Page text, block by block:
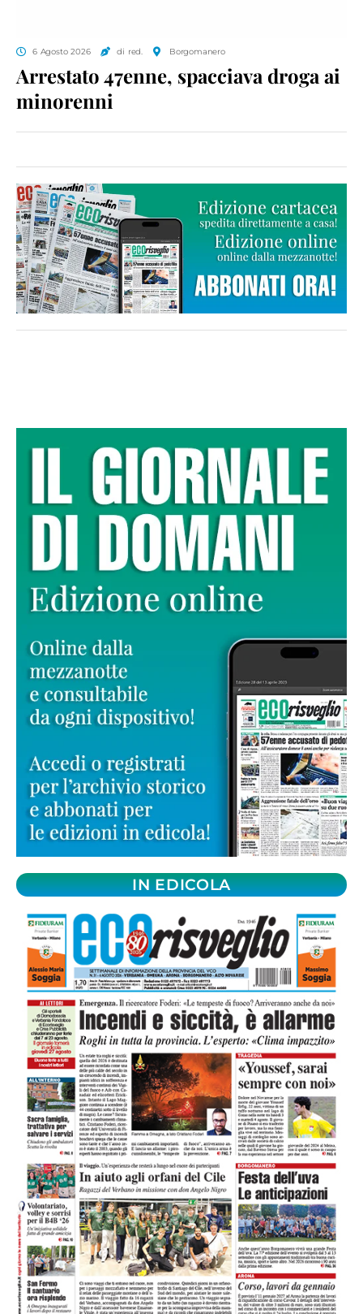
6 Agosto 2026 di red. Borgomanero
Arrestato 47enne, spacciava droga ai
minorenni
IN EDICOLA